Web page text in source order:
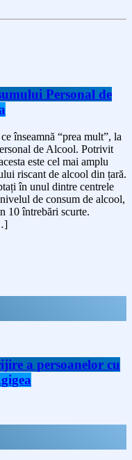
Personal de
înseamnă “prea mult”, la
de Alcool. Potrivit
este cel mai amplu
riscant de alcool din țară.
în unul dintre centrele
de consum de alcool,
10 întrebări scurte.
a persoanelor cu